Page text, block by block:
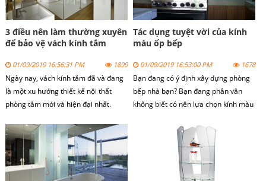
3 điều nên làm thường xuyên
để bảo vệ vách kính tắm
01/09/2019 16:56:31 PM 1899
Ngày nay, vách kính tắm đã và đang
là một xu hướng thiết kế nội thất
phòng tắm mới và hiện đại nhất.
cabin phòng tắm và vách ngăn
phòng tắm, do vậy trong quá trình sử
dụng vách kính tắm nên được bảo vệ
và chăm sóc kĩ càng.
Tác dụng tuyệt vời của kính
màu ốp bếp
01/09/2019 16:53:00 PM 1678
Bạn đang có ý định xây dựng phòng
bếp nhà bạn? Bạn đang phân vân
không biết có nên lựa chọn kính màu
bạn. Với vai trò là một chuyên gia
trong ngành, bài viết dưới đây sẽ
cung cấp cho bạn những gợi ý giúp
bạn giải quyết các thắc mắc trên.